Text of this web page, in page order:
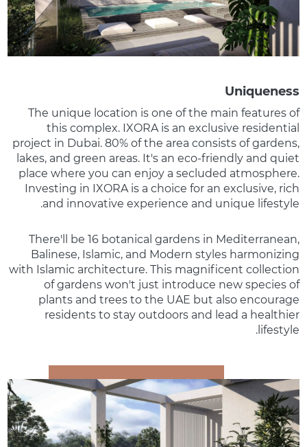
Uniqueness
The unique location is one of the main features of
this complex. IXORA is an exclusive residential
project in Dubai. 80% of the area consists of gardens,
lakes, and green areas. It's an eco-friendly and quiet
place where you can enjoy a secluded atmosphere.
Investing in IXORA is a choice for an exclusive, rich
and innovative experience and unique lifestyle.
There'll be 16 botanical gardens in Mediterranean,
Balinese, Islamic, and Modern styles harmonizing
with Islamic architecture. This magnificent collection
of gardens won't just introduce new species of
plants and trees to the UAE but also encourage
residents to stay outdoors and lead a healthier
lifestyle.